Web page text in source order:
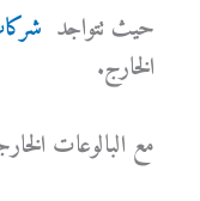
حيث تتواجد
الخارج.
مع البالوعات